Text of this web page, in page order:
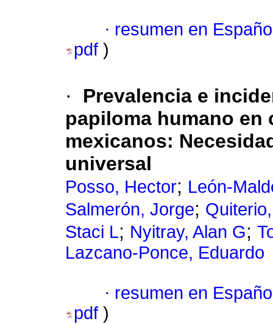
· resumen en
pdf )
·
Prevalencia e
papiloma humano en
mexicanos:
universal
Posso, Hector; León-
Salmerón, Jorge;
Staci L; Nyitray, Alan G;
Lazcano-Ponce, Eduardo
· resumen en
pdf )